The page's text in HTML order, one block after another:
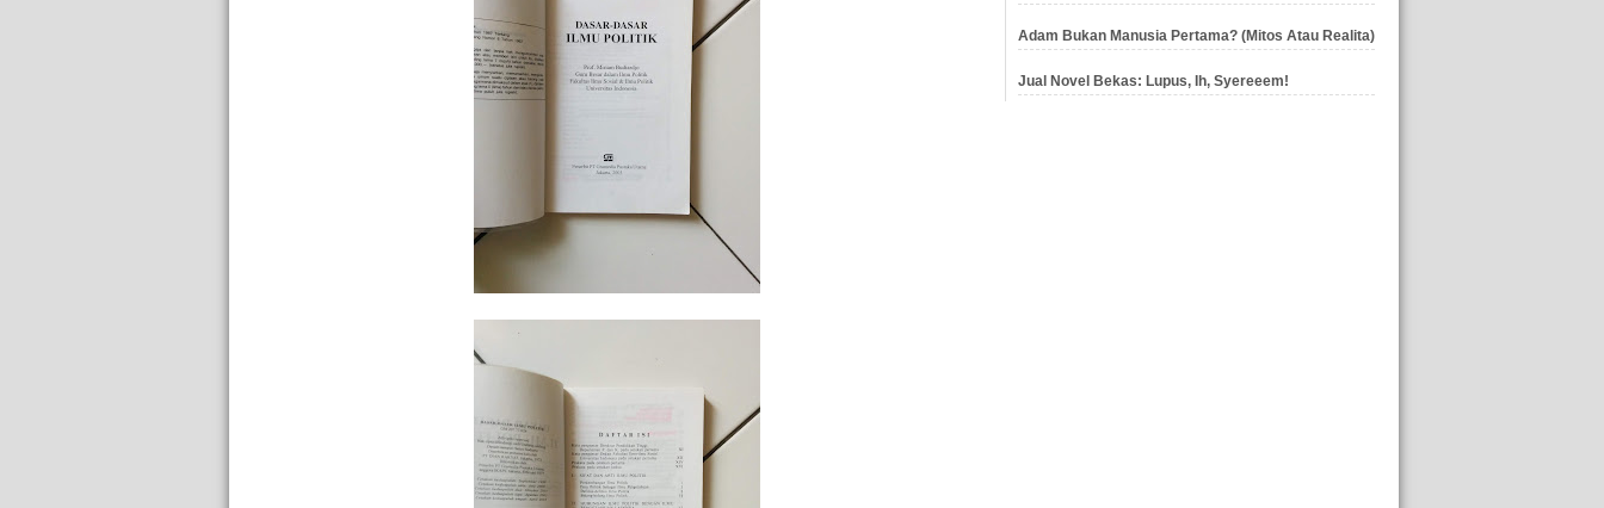
Adam Bukan Manusia Pertama? (Mitos Atau Realita)
Jual Novel Bekas: Lupus, Ih, Syereeem!